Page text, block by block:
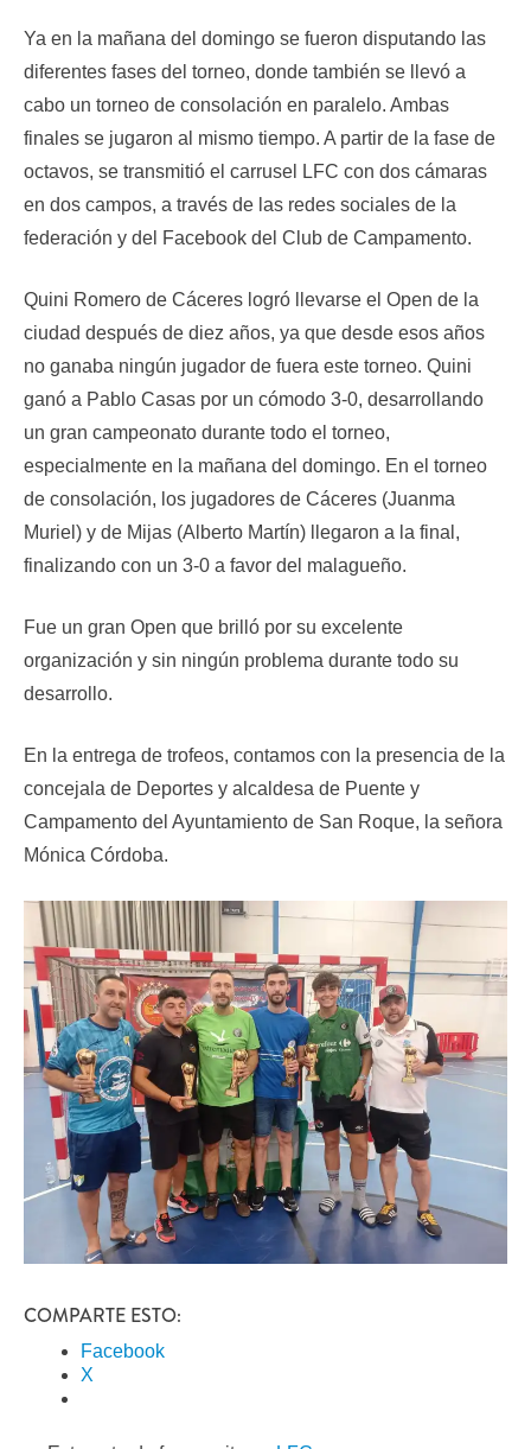
Ya en la mañana del domingo se fueron disputando las
diferentes fases del torneo, donde también se llevó a
cabo un torneo de consolación en paralelo. Ambas
finales se jugaron al mismo tiempo. A partir de la fase de
octavos, se transmitió el carrusel LFC con dos cámaras
en dos campos, a través de las redes sociales de la
federación y del Facebook del Club de Campamento.
Quini Romero de Cáceres logró llevarse el Open de la
ciudad después de diez años, ya que desde esos años
no ganaba ningún jugador de fuera este torneo. Quini
ganó a Pablo Casas por un cómodo 3-0, desarrollando
un gran campeonato durante todo el torneo,
especialmente en la mañana del domingo. En el torneo
de consolación, los jugadores de Cáceres (Juanma
Muriel) y de Mijas (Alberto Martín) llegaron a la final,
finalizando con un 3-0 a favor del malagueño.
Fue un gran Open que brilló por su excelente
organización y sin ningún problema durante todo su
desarrollo.
En la entrega de trofeos, contamos con la presencia de la
concejala de Deportes y alcaldesa de Puente y
Campamento del Ayuntamiento de San Roque, la señora
Mónica Córdoba.
COMPARTE ESTO:
Facebook
X